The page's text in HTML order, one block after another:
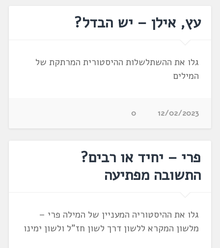
עץ, אילן – יש הבדל?
גלו את ההשתלשלות ההיסטורית המרתקת של
המילים
12/02/2023
0
פרי – יחיד או רבים?
התשובה מפתיעה
גלו את ההיסטוריה המעניין של המילה פרי –
מלשון המקרא ללשון דרך לשון חז"ל ולשון ימינו